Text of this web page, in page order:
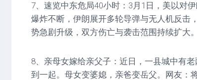
7、速览中东危局40小时：3月1日，美以对
爆炸不断，伊朗展开多轮导弹与无人机反击
势急剧升级，双方伤亡与袭击范围持续扩大。
8、亲母女嫁给亲父子：近日，一县城中有
到一起。母女变婆媳，亲爸变岳父。网友：